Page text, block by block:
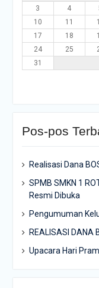
3
4
10
11
17
18
24
25
31
Pos-pos
Realisasi Dana
SPMB SMKN 1
Resmi Dibuka
Pengumuman
REALISASI DANA
Upacara Hari